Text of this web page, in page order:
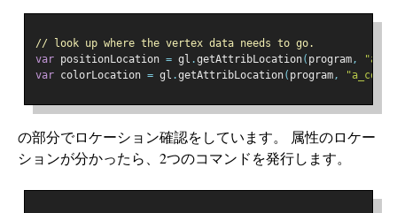
// look up where the vertex data needs to go.
var positionLocation = gl .getAttribLocation( program,
var colorLocation = gl .getAttribLocation( program,
の部分でロケーション確認をしています。 属性のロケー
ションが分かったら、2つのコマンドを発行します。